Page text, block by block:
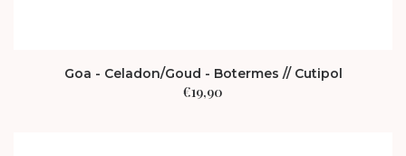
Goa - Celadon/Goud - Botermes // Cutipol
€19,90